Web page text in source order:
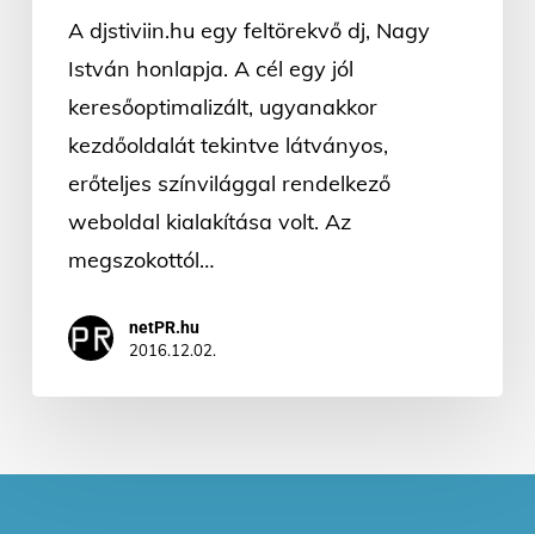
A djstiviin.hu egy feltörekvő dj, Nagy
István honlapja. A cél egy jól
keresőoptimalizált, ugyanakkor
kezdőoldalát tekintve látványos,
erőteljes színvilággal rendelkező
weboldal kialakítása volt. Az
megszokottól…
netPR.hu
2016.12.02.